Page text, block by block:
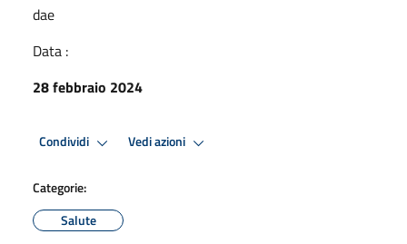
dae
Data :
28 febbraio 2024
Condividi Vedi azioni
Categorie:
Salute